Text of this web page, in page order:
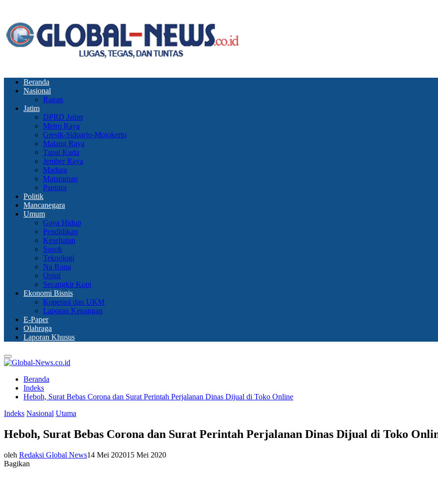
Beranda
Nasional
Ragan
Jatim
DPRD Jatim
Metro Raya
Gresik-Sidoarjo-Mojokerto
Malang Raya
Tapal Kuda
Jember Raya
Madura
Mataraman
Pantura
Politik
Mancanegara
Umum
Gaya Hidup
Pendidikan
Kesehatan
Sosok
Teknologi
Na Rona
Opini
Secangkir Kopi
Ekonomi Bisnis
Koperasi dan UKM
Laporan Keuangan
E-Paper
Olahraga
Laporan Khusus
Primary
Menu
Beranda
Indeks
Heboh, Surat Bebas Corona dan Surat Perintah Perjalanan Dinas Dijual di Toko Online
Indeks Nasional Utama
Heboh, Surat Bebas Corona dan Surat Perintah Perjalanan Dinas Dijual di Toko
oleh Redaksi Global News14 Mei 202015 Mei 2020
Bagikan